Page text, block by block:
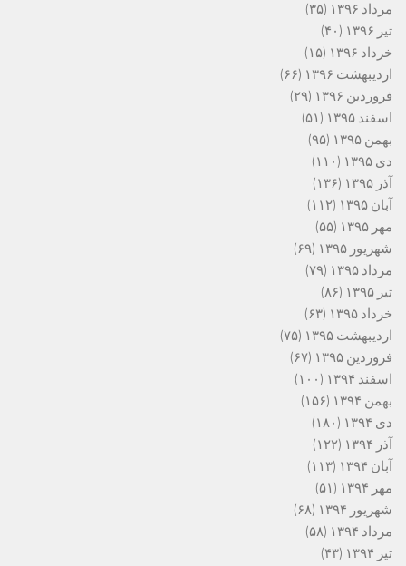
مرداد ۱۳۹۶
(۳۵)
تیر ۱۳۹۶
(۴۰)
خرداد ۱۳۹۶
(۱۵)
اردیبهشت ۱۳۹۶
(۶۶)
فروردین ۱۳۹۶
(۲۹)
اسفند ۱۳۹۵
(۵۱)
بهمن ۱۳۹۵
(۹۵)
دی ۱۳۹۵
(۱۱۰)
آذر ۱۳۹۵
(۱۳۶)
آبان ۱۳۹۵
(۱۱۲)
مهر ۱۳۹۵
(۵۵)
شهریور ۱۳۹۵
(۶۹)
مرداد ۱۳۹۵
(۷۹)
تیر ۱۳۹۵
(۸۶)
خرداد ۱۳۹۵
(۶۳)
اردیبهشت ۱۳۹۵
(۷۵)
فروردین ۱۳۹۵
(۶۷)
اسفند ۱۳۹۴
(۱۰۰)
بهمن ۱۳۹۴
(۱۵۶)
دی ۱۳۹۴
(۱۸۰)
آذر ۱۳۹۴
(۱۲۲)
آبان ۱۳۹۴
(۱۱۳)
مهر ۱۳۹۴
(۵۱)
شهریور ۱۳۹۴
(۶۸)
مرداد ۱۳۹۴
(۵۸)
تیر ۱۳۹۴
(۴۳)